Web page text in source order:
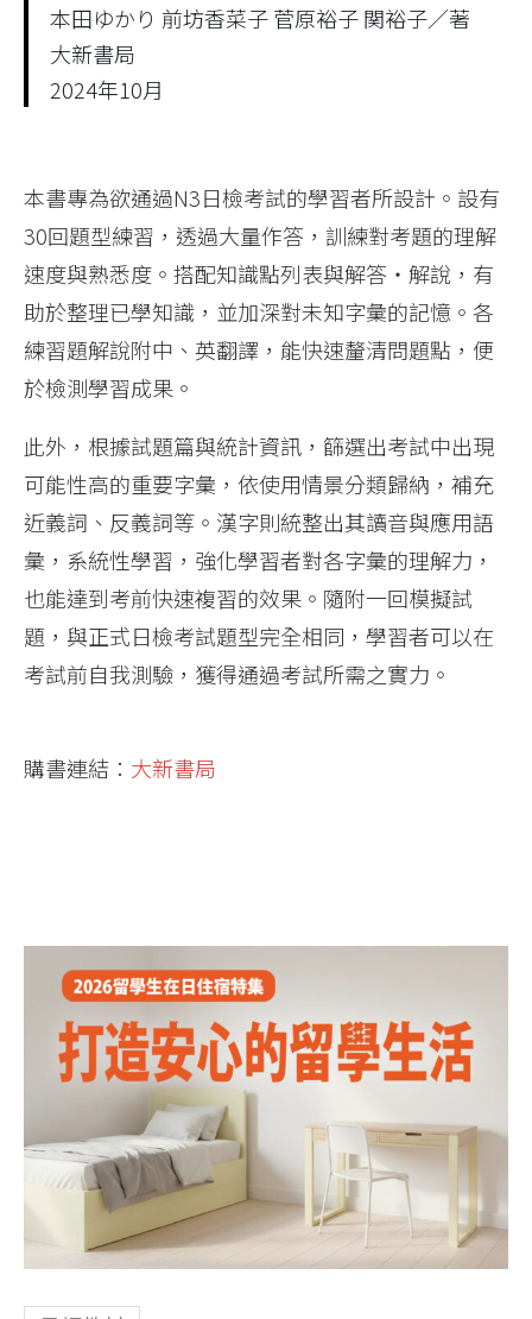
本田ゆかり 前坊香菜子 菅原裕子 関裕子／著
大新書局
2024年10月
本書專為欲通過N3日檢考試的學習者所設計。設有
30回題型練習，透過大量作答，訓練對考題的理解
速度與熟悉度。搭配知識點列表與解答‧解說，有
助於整理已學知識，並加深對未知字彙的記憶。各
練習題解說附中、英翻譯，能快速釐清問題點，便
於檢測學習成果。
此外，根據試題篇與統計資訊，篩選出考試中出現
可能性高的重要字彙，依使用情景分類歸納，補充
近義詞、反義詞等。漢字則統整出其讀音與應用語
彙，系統性學習，強化學習者對各字彙的理解力，
也能達到考前快速複習的效果。隨附一回模擬試
題，與正式日檢考試題型完全相同，學習者可以在
考試前自我測驗，獲得通過考試所需之實力。
購書連結： 大新書局